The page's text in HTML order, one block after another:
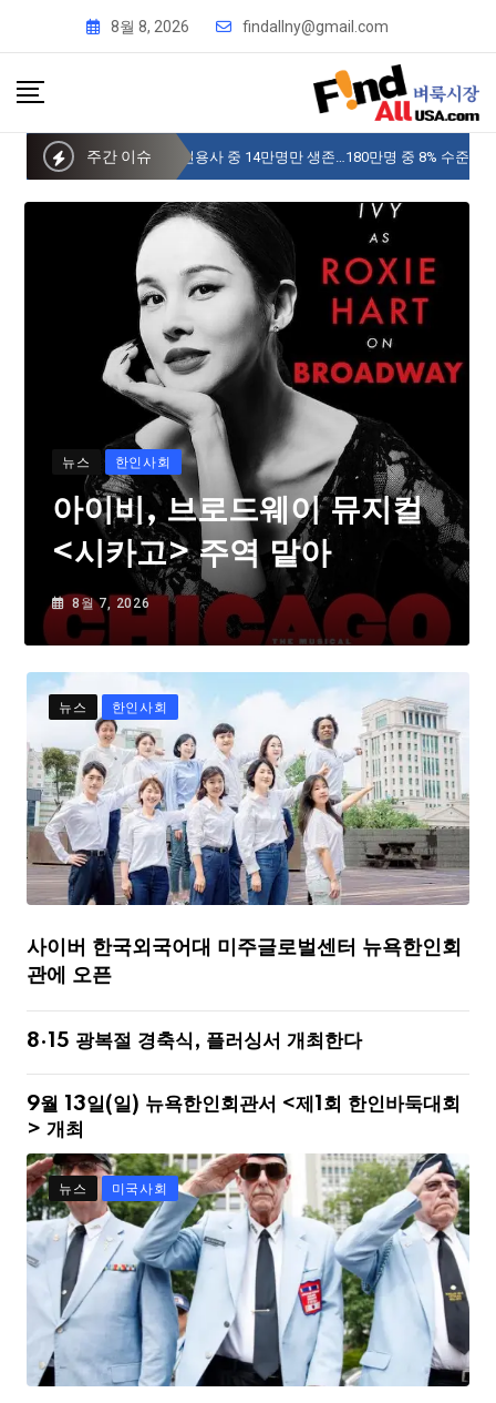
8월 8, 2026 findallny@gmail.com
주간 이슈 사이버 한국외국어대 미주글로벌센터 뉴욕
뉴스 한인사회
아이비, 브로드웨이 뮤지컬
<시카고> 주역 맡아
8월 7, 2026
뉴스 한인사회
사이버 한국외국어대 미주글로벌센터 뉴욕한인회
관에 오픈
8·15 광복절 경축식, 플러싱서 개최한다
9월 13일(일) 뉴욕한인회관서 <제1회 한인바둑대회
> 개최
뉴스 미국사회